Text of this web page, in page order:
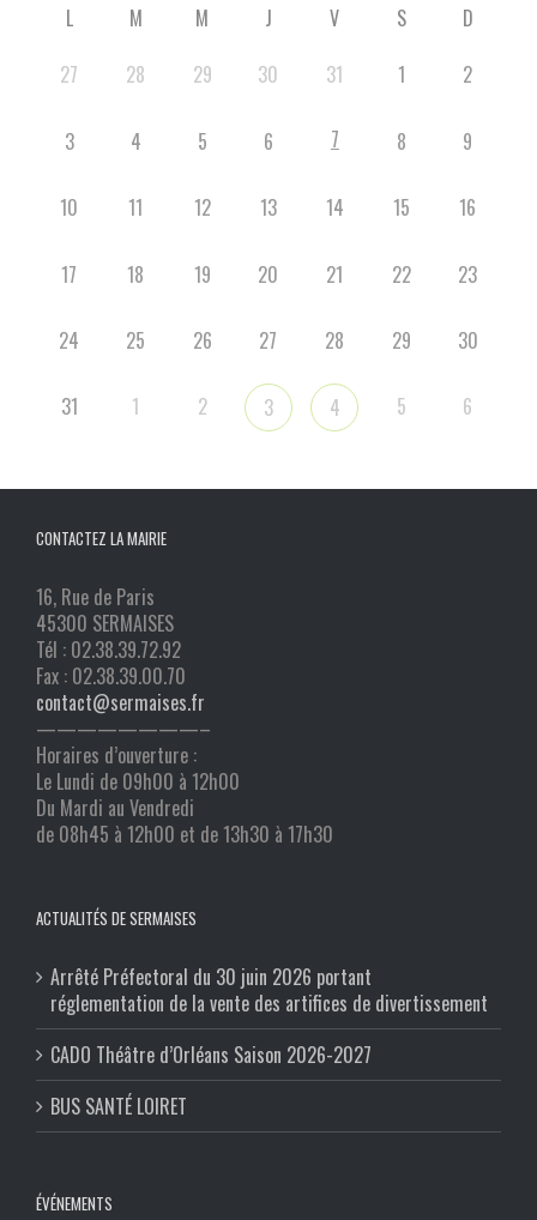
L M M J V S
D
27
28 29 30 31 1 2
3 4 5 6 7 8 9
10 11 12 13 14 15 16
17 18 19 20 21 22 23
24 25 26 27 28 29 30
31 1 2 3 4 5 6
CONTACTEZ LA MAIRIE
16, Rue de Paris
45300 SERMAISES
Tél : 02.38.39.72.92
Fax : 02.38.39.00.70
contact@sermaises.fr
————————–
Horaires d’ouverture :
Le Lundi de 09h00 à 12h00
Du Mardi au Vendredi
de 08h45 à 12h00 et de 13h30 à 17h30
ACTUALITÉS DE SERMAISES
Arrêté Préfectoral du 30 juin 2026 portant
réglementation de la vente des artifices de divertissement
CADO Théâtre d’Orléans Saison 2026-2027
BUS SANTÉ LOIRET
ÉVÉNEMENTS